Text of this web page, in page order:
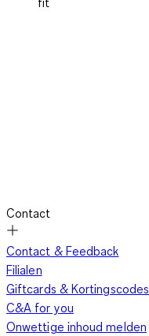
Contact
Contact & Feedback
Filialen
Giftcards & Kortingscodes
C&A for you
Onwettige inhoud melden